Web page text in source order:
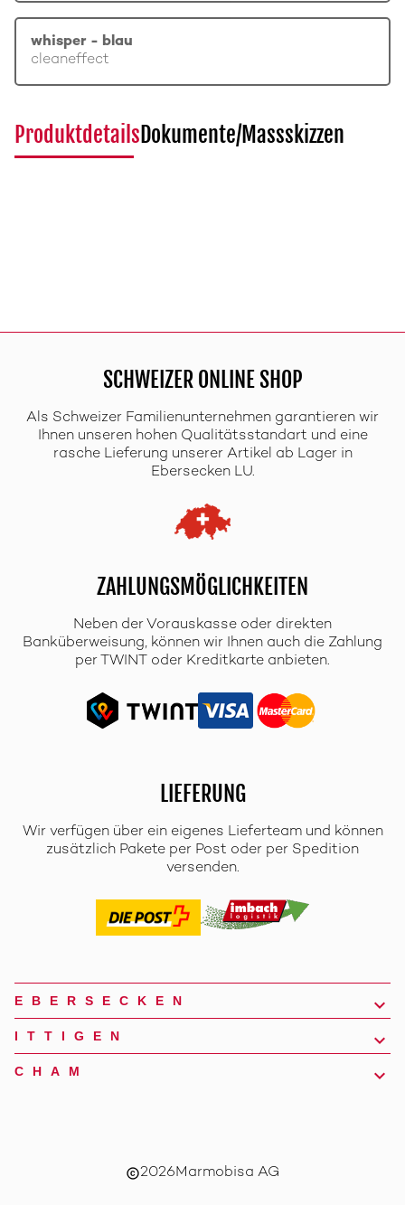
whisper - blau
cleaneffect
ProduktdetailsDokumente/Massskizzen
SCHWEIZER ONLINE SHOP
Als Schweizer Familienunternehmen garantieren wir
Ihnen unseren hohen Qualitätsstandart und eine
rasche Lieferung unserer Artikel ab Lager in
Ebersecken LU.
ZAHLUNGSMÖGLICHKEITEN
Neben der Vorauskasse oder direkten
Banküberweisung, können wir Ihnen auch die Zahlung
per TWINT oder Kreditkarte anbieten.
LIEFERUNG
Wir verfügen über ein eigenes Lieferteam und können
zusätzlich Pakete per Post oder per Spedition
versenden.
EBERSECKEN
ITTIGEN
CHAM
copyright2026Marmobisa AG